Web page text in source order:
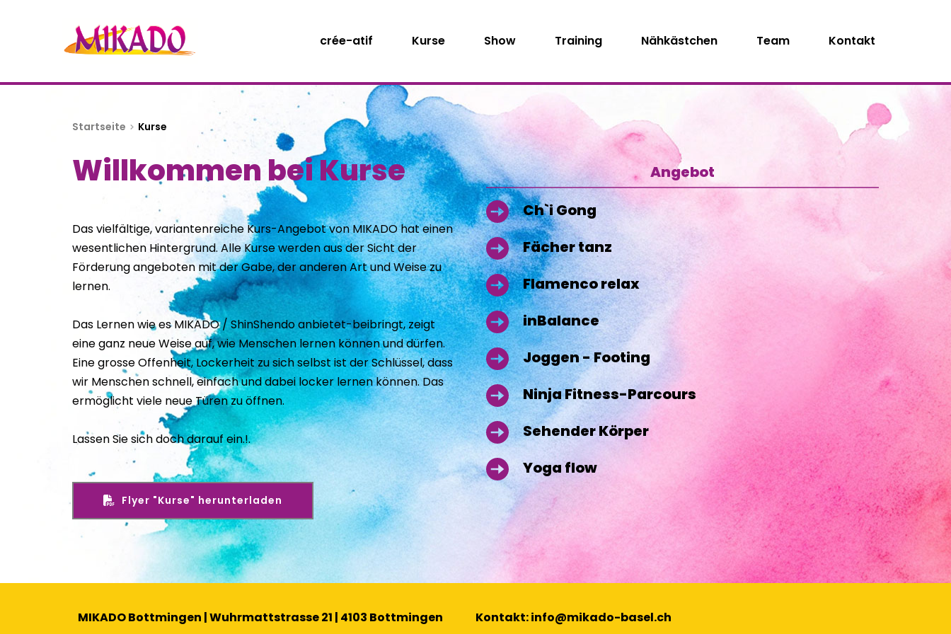
crée-atif Kurse Show Training Nähkästchen Team Kontakt
Startseite Kurse
Willkommen bei Kurse
Das vielfältige, variantenreiche Kurs-Angebot von MIKADO hat einen
wesentlichen Hintergrund. Alle Kurse werden aus der Sicht der
Förderung angeboten mit der Gabe, der anderen Art und Weise zu
lernen.
Das Lernen wie es MIKADO / ShinShendo anbietet-beibringt, zeigt
eine ganz neue Weise auf, wie Menschen lernen können und dürfen.
Eine grosse Offenheit, Lockerheit zu sich selbst ist der Schlüssel, dass
wir Menschen schnell, einfach und dabei locker lernen können. Das
ermöglicht viele neue Türen zu öffnen.
Lassen Sie sich doch darauf ein.!.
Flyer "Kurse" herunterladen
Angebot
Ch`i Gong
Fächer tanz
Flamenco relax
inBalance
Joggen - Footing
Ninja Fitness-Parcours
Sehender Körper
Yoga flow
MIKADO Bottmingen | Wuhrmattstrasse 21 | 4103 Bottmingen Kontakt: info@mikado-basel.ch